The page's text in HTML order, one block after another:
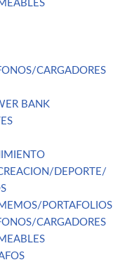
CARGADORES
BANK
DEPORTE/
PORTAFOLIOS
CARGADORES